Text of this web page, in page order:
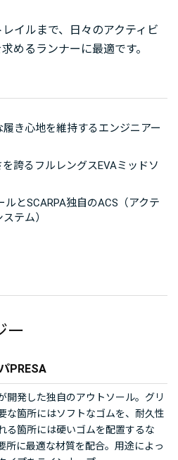
イルまで、日々のアクティビ
めるランナーに最適です。
き心地を維持するエンジニアー
誇るフルレングスEVAミッドソ
とSCARPA独自のACS（アクテ
テム）
ー
PRESA
開発した独自のアウトソール。グリ
な箇所にはソフトなゴムを、耐久性
る箇所には硬いゴムを配置するな
所に最適な材質を配合。用途によっ